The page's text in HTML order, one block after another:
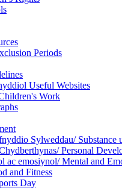
Periods
Useful Websites
Work
Sylweddau/ Substance
Personal
ac emosiynol/ Mental and
and Fitness
Day